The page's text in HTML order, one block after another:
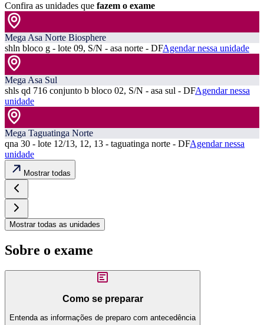
Confira as unidades que fazem o exame
Mega Asa Norte Biosphere
shln bloco g - lote 09, S/N - asa norte - DFAgendar nessa unidade
Mega Asa Sul
shls qd 716 conjunto b bloco 02, S/N - asa sul - DFAgendar nessa
unidade
Mega Taguatinga Norte
qna 30 - lote 12/13, 12, 13 - taguatinga norte - DFAgendar nessa
unidade
Mostrar todas
Mostrar todas as unidades
Sobre o exame
Como se preparar
Entenda as informações de preparo com antecedência